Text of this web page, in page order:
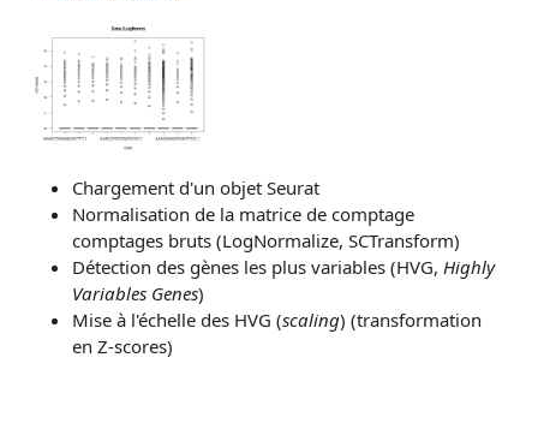
Chargement d'un objet Seurat
Normalisation de la matrice de comptage
comptages bruts (LogNormalize, SCTransform)
Détection des gènes les plus variables (HVG, Highly
Variables Genes)
Mise à l'échelle des HVG (scaling) (transformation
en Z-scores)